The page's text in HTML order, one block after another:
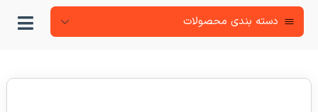
دسته‌ بندی محصولات